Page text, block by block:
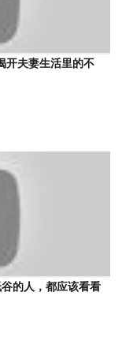
开夫妻生活里的不
的人，都应该看看